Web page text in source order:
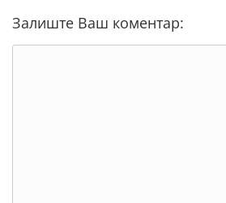
Залиште Ваш коментар: